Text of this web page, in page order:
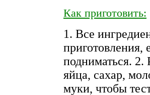
Как приготовить:
1. Все
приготовления,
подниматься. 2.
яйца, сахар,
муки, чтобы